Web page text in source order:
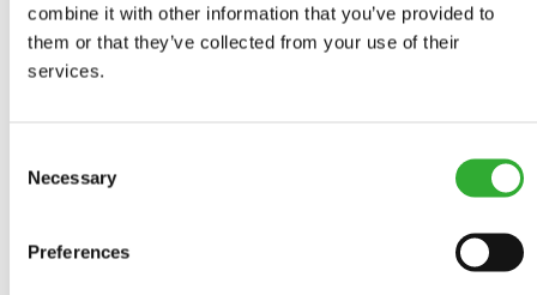
combine it with other information that you’ve provided to
them or that they’ve collected from your use of their
services.
Selection
Necessary
Preferences
3 KLUCZOWE KORZYŚCI ZE STOSOWANIA
konkurencyjnych maszyn, które nadal korzystają z osi i
przekładni mechanicznych, Avant wykorzystuje cztery